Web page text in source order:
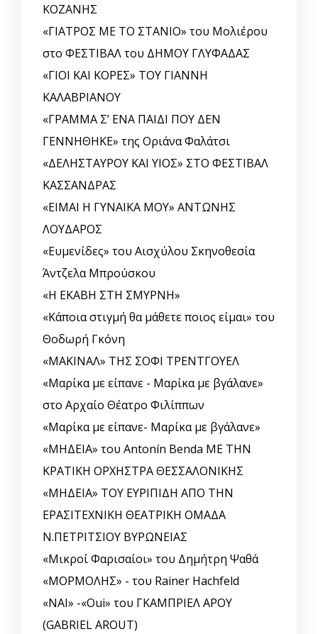
ΚΟΖΑΝΗΣ
«ΓΙΑΤΡΟΣ ΜΕ ΤΟ ΣΤΑΝΙΟ» του Μολιέρου
στο ΦΕΣΤΙΒΑΛ του ΔΗΜΟΥ ΓΛΥΦΑΔΑΣ
«ΓΙΟΙ ΚΑΙ ΚΟΡΕΣ» ΤΟΥ ΓΙΑΝΝΗ
ΚΑΛΑΒΡΙΑΝΟΥ
«ΓΡΑΜΜΑ Σ’ ΕΝΑ ΠΑΙΔΙ ΠΟΥ ΔΕΝ
ΓΕΝΝΗΘΗΚΕ» της Οριάνα Φαλάτσι
«ΔΕΛΗΣΤΑΥΡΟΥ ΚΑΙ ΥΙΟΣ» ΣΤΟ ΦΕΣΤΙΒΑΛ
ΚΑΣΣΑΝΔΡΑΣ
«ΕΙΜΑΙ Η ΓΥΝΑΙΚΑ ΜΟΥ» ΑΝΤΩΝΗΣ
ΛΟΥΔΑΡΟΣ
«Ευμενίδες» του Αισχύλου Σκηνοθεσία
Άντζελα Μπρούσκου
«Η ΕΚΑΒΗ ΣΤΗ ΣΜΥΡΝΗ»
«Κάποια στιγμή θα μάθετε ποιος είμαι» του
Θοδωρή Γκόνη
«ΜΑΚΙΝΑΛ» ΤΗΣ ΣΟΦΙ ΤΡΕΝΤΓΟΥΕΛ
«Μαρίκα με είπανε - Μαρίκα με βγάλανε»
στο Αρχαίο Θέατρο Φιλίππων
«Μαρίκα με είπανε- Μαρίκα με βγάλανε»
«ΜΗΔΕΙΑ» του Antonín Benda ΜΕ ΤΗΝ
ΚΡΑΤΙΚΗ ΟΡΧΗΣΤΡΑ ΘΕΣΣΑΛΟΝΙΚΗΣ
«ΜΗΔΕΙΑ» ΤΟΥ ΕΥΡΙΠΙΔΗ ΑΠΟ ΤΗΝ
ΕΡΑΣΙΤΕΧΝΙΚΗ ΘΕΑΤΡΙΚΗ ΟΜΑΔΑ
Ν.ΠΕΤΡΙΤΣΙΟΥ ΒΥΡΩΝΕΙΑΣ
«Μικροί Φαρισαίοι» του Δημήτρη Ψαθά
«ΜΟΡΜΟΛΗΣ» - του Rainer Hachfeld
«ΝΑΙ» -«Oui» του ΓΚΑΜΠΡΙΕΛ ΑΡΟΥ
(GABRIEL AROUT)